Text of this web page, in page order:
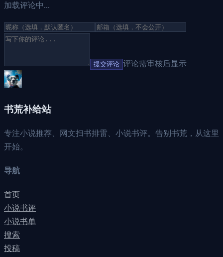
加载评论中...
提交评论 评论需审核后显示
书荒补给站
专注小说推荐、网文扫书排雷、小说书评。告别书荒，从这里
开始。
导航
首页
小说书评
小说书单
搜索
投稿